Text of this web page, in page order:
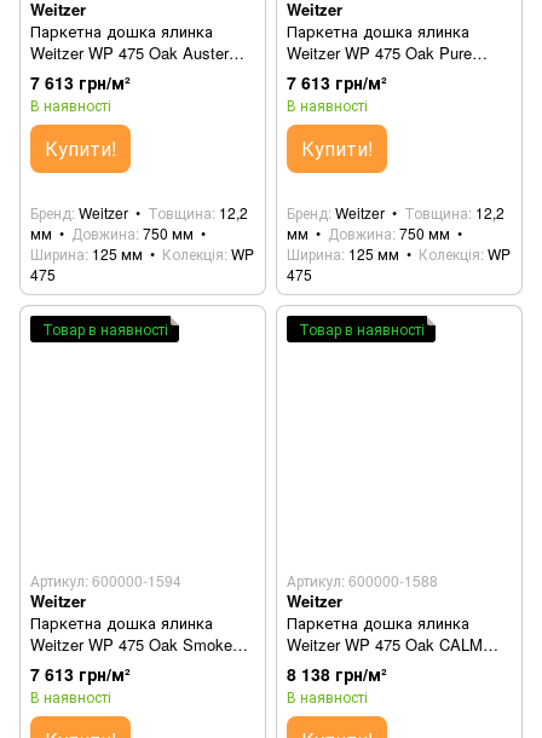
Weitzer
Паркетна дошка ялинка
Weitzer WP 475 Oak Auster
63660 (65021)
7 613 грн/м²
В наявності
Купити!
Бренд Weitzer Товщина 12,2
мм
Довжина 750 мм
Ширина 125 мм Колекція WP
475
Weitzer
Паркетна дошка ялинка
Weitzer WP 475 Oak Pure
63662
7 613 грн/м²
В наявності
Купити!
Бренд Weitzer Товщина 12,2
мм
Довжина 750 мм
Ширина 125 мм Колекція WP
475
Товар в наявності
Артикул: 600000-1594
Weitzer
Паркетна дошка ялинка
Weitzer WP 475 Oak Smoked
64237
7 613 грн/м²
В наявності
Товар в наявності
Артикул: 600000-1588
Weitzer
Паркетна дошка ялинка
Weitzer WP 475 Oak CALM
63655
8 138 грн/м²
В наявності